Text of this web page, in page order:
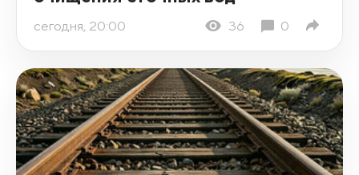
сегодня, 20:00 36 0